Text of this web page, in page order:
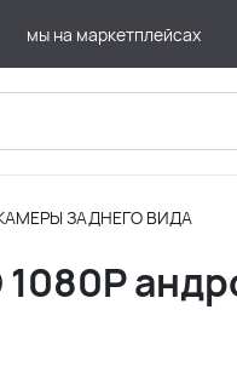
мы на маркетплейсах
ЗАДНЕГО ВИДА
1080P